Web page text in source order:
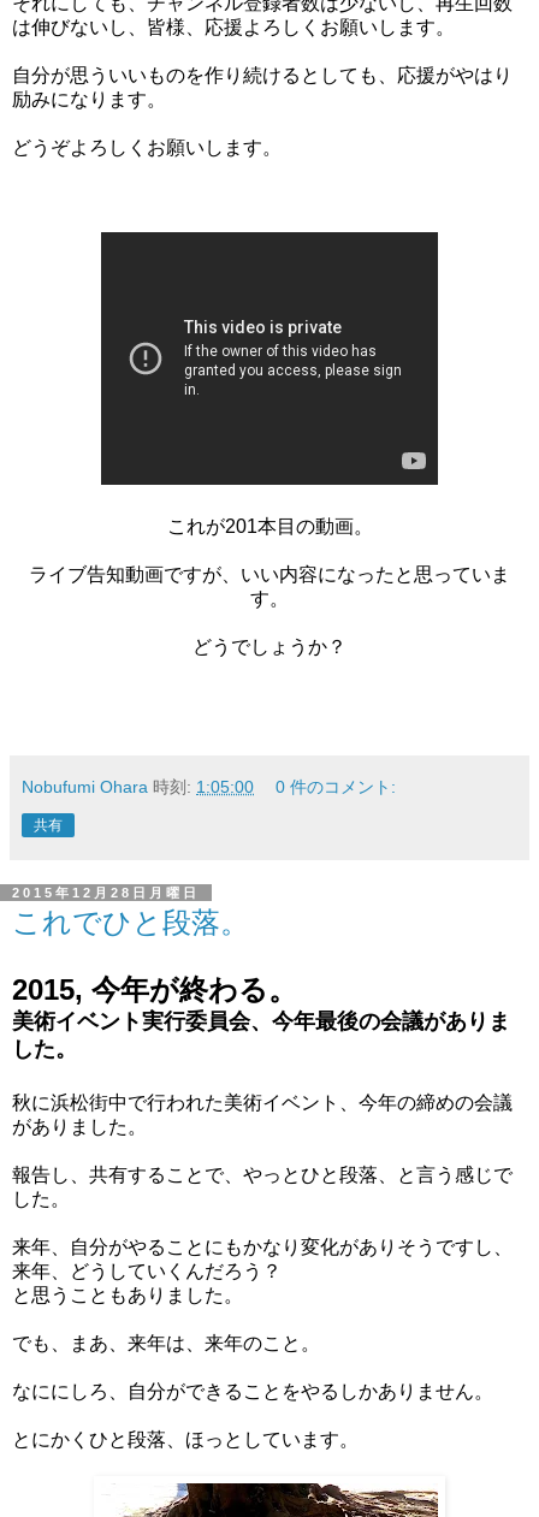
は伸びないし、皆様、応援よろしくお願いします。
自分が思ういいものを作り続けるとしても、応援がやはり
励みになります。
どうぞよろしくお願いします。
これが201本目の動画。
ライブ告知動画ですが、いい内容になったと思っていま
す。
どうでしょうか？
Nobufumi Ohara 時刻: 1:05:00 0 件のコメント:
共有
2015年12月28日月曜日
これでひと段落。
2015, 今年が終わる。
美術イベント実行委員会、今年最後の会議がありま
した。
秋に浜松街中で行われた美術イベント、今年の締めの会議
がありました。
報告し、共有することで、やっとひと段落、と言う感じで
した。
来年、自分がやることにもかなり変化がありそうですし、
来年、どうしていくんだろう？
と思うこともありました。
でも、まあ、来年は、来年のこと。
なににしろ、自分ができることをやるしかありません。
とにかくひと段落、ほっとしています。